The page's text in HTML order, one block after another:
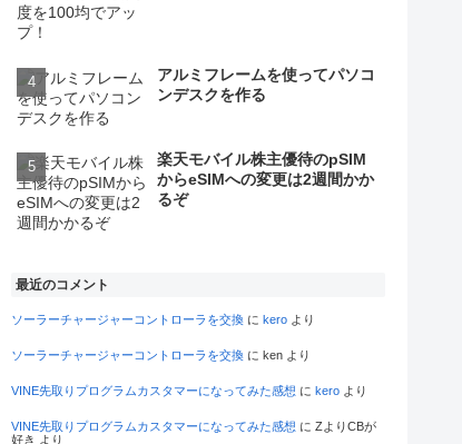
アルミフレームを使ってパソコ
ンデスクを作る
楽天モバイル株主優待のpSIM
からeSIMへの変更は2週間かか
るぞ
最近のコメント
ソーラーチャージャーコントローラを交換 に kero より
ソーラーチャージャーコントローラを交換 に ken より
VINE先取りプログラムカスタマーになってみた感想 に kero より
VINE先取りプログラムカスタマーになってみた感想 に ZよりCBが
好き より